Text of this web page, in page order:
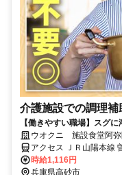
介護施設での調理補
【働きやすい職場】スグ
ウオクニ 施設食堂阿
アクセス ＪＲ山陽本線
時給1,116円
兵庫県高砂市